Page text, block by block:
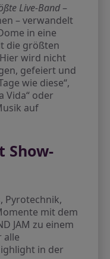
Live-Band–
– verwandelt
in eine
die größten
wird nicht
gefeiert und
wie diese“,
Vida“ oder
auf
Show-
Pyrotechnik,
mit dem
JAM zu einem
alle
in der